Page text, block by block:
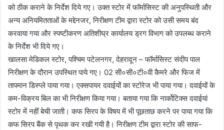
को ठीक कराने के निर्देश दिये गए। उक्त स्टोर में फॉर्मासिस्ट की अनुपस्थिती और
अन्य अनियमितताओं के मद्देनजर, निरीक्षण टीम द्वारा स्टोर को उसी समय बंद
करवाया गया और स्पष्टीकरण अतिशीघ्र कार्यालय ड्रग विभाग को उपलब्ध कराने
के निर्देश भी दिये गए।
खालसा मेडिकल स्टोर, पश्चिम पटेलनगर, देहरादून – फॉर्मासिस्ट संदीप पाल
निरीक्षण के दौरान उपस्थित पाये गए। 02 सी०सी०टी०वी कैमरे और फिज में
तापमान डिस्प्ले पाया गया। एक्सपायर दवाईयों का स्टोरेज भी पाया गया। दवाईयों के
कम-विक्रय बिल का भी निरीक्षण किया गया। बताया गया कि नार्कोटिक्स दवाईयां
स्टोर में नहीं बेची जाती। कफ सिरप के विषय में भी पूछताछ करने पर पाया गया कि
कफ सिरप बैंक से पृथक कर रखी गयी है। निरीक्षण टीम द्वारा स्टोर की साफ-